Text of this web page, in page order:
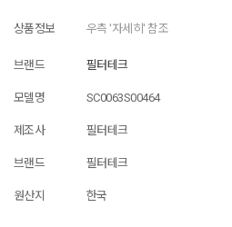
상품정보 우측 '자세히' 참조
브랜드 필터테크
모델명 SC0063S00464
제조사 필터테크
브랜드 필터테크
원산지 한국